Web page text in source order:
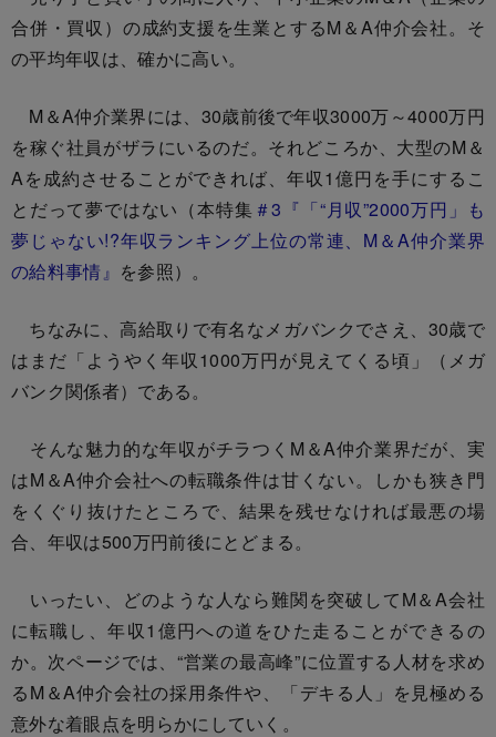
合併・買収）の成約支援を生業とするM＆A仲介会社。そ
の平均年収は、確かに高い。
M＆A仲介業界には、30歳前後で年収3000万～4000万円
を稼ぐ社員がザラにいるのだ。それどころか、大型のM＆
Aを成約させることができれば、年収1億円を手にするこ
とだって夢ではない（本特集 ＃3『「“月収”2000万円」も
夢じゃない!?年収ランキング上位の常連、M＆A仲介業界
の給料事情』 を参照）。
ちなみに、高給取りで有名なメガバンクでさえ、30歳で
はまだ「ようやく年収1000万円が見えてくる頃」（メガ
バンク関係者）である。
そんな魅力的な年収がチラつくM＆A仲介業界だが、実
はM＆A仲介会社への転職条件は甘くない。しかも狭き門
をくぐり抜けたところで、結果を残せなければ最悪の場
合、年収は500万円前後にとどまる。
いったい、どのような人なら難関を突破してM＆A会社
に転職し、年収1億円への道をひた走ることができるの
か。次ページでは、“営業の最高峰”に位置する人材を求め
るM＆A仲介会社の採用条件や、「デキる人」を見極める
意外な着眼点を明らかにしていく。